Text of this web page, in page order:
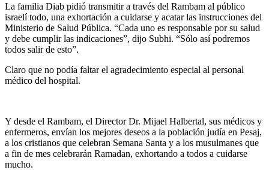
La familia Diab pidió transmitir a través del Rambam al público
israelí todo, una exhortación a cuidarse y acatar las instrucciones del
Ministerio de Salud Pública. “Cada uno es responsable por su salud
y debe cumplir las indicaciones”, dijo Subhi. “Sólo así podremos
todos salir de esto”.
Claro que no podía faltar el agradecimiento especial al personal
médico del hospital.
Y desde el Rambam, el Director Dr. Mijael Halbertal, sus médicos y
enfermeros, envían los mejores deseos a la población judía en Pesaj,
a los cristianos que celebran Semana Santa y a los musulmanes que
a fin de mes celebrarán Ramadan, exhortando a todos a cuidarse
mucho.